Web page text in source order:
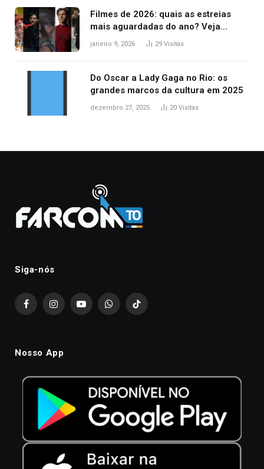
Filmes de 2026: quais as estreias
mais aguardadas do ano? Veja
principais lançamentos do cinema
janeiro 9, 2026 29 Visitas
Do Oscar a Lady Gaga no Rio: os
grandes marcos da cultura em 2025
dezembro 27, 2025 20 Visitas
Siga-nós
FacebookInstagramYouTubeWhatsAppTikTok
Nosso App